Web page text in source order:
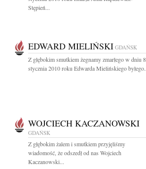
Stępień...
EDWARD MIELIŃSKI GDAŃSK
Z głębokim smutkiem żegnamy zmarłego w dniu 8
stycznia 2010 roku Edwarda Mielińskiego
WOJCIECH KACZANOWSKI
GDAŃSK
Z głębokim żalem i smutkiem przyjęliśmy
wiadomość, że odszedł od nas Wojciech
Kaczanowski...